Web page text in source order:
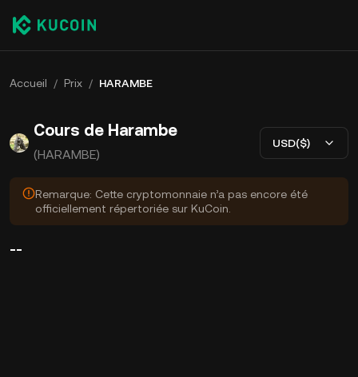
Accueil / Prix / HARAMBE
Cours de Harambe
(HARAMBE)
USD($)
Remarque: Cette cryptomonnaie n’a pas encore été
officiellement répertoriée sur KuCoin.
--